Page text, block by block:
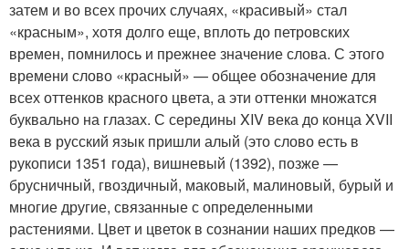
затем и во всех прочих случаях, «красивый» стал
«красным», хотя долго еще, вплоть до петровских
времен, помнилось и прежнее значение слова. С этого
времени слово «красный» — общее обозначение для
всех оттенков красного цвета, а эти оттенки множатся
буквально на глазах. С середины XIV века до конца XVII
века в русский язык пришли алый (это слово есть в
рукописи 1351 года), вишневый (1392), позже —
брусничный, гвоздичный, маковый, малиновый, бурый и
многие другие, связанные с определенными
растениями. Цвет и цветок в сознании наших предков —